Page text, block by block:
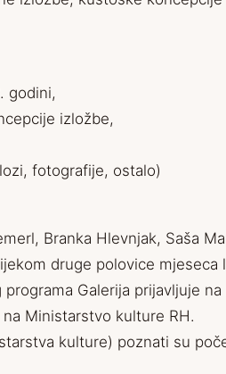
godini,
izložbe,
fotografije, ostalo)
Branka Hlevnjak, Saša
druge polovice mjeseca
Galerija prijavljuje
Ministarstvo kulture RH.
kulture) poznati su